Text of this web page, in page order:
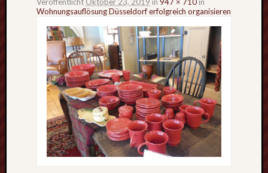
Veröffentlicht Oktober 23, 2019 in 947 × 710 in
Wohnungsauflösung Düsseldorf erfolgreich organisieren